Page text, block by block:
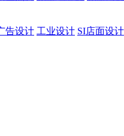
告设计 工业设计 SI店面设计